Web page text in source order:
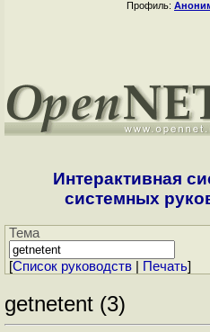
Профиль:
Интерактивная
системных
Тема
[Cписок руководств Печать]
getnetent (3)